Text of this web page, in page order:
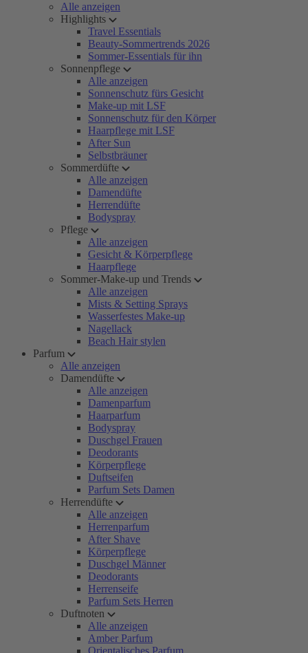
Alle anzeigen
Highlights
Travel Essentials
Beauty-Sommertrends 2026
Sommer-Essentials für ihn
Sonnenpflege
Alle anzeigen
Sonnenschutz fürs Gesicht
Make-up mit LSF
Sonnenschutz für den Körper
Haarpflege mit LSF
After Sun
Selbstbräuner
Sommerdüfte
Alle anzeigen
Damendüfte
Herrendüfte
Bodyspray
Pflege
Alle anzeigen
Gesicht & Körperpflege
Haarpflege
Sommer-Make-up und Trends
Alle anzeigen
Mists & Setting Sprays
Wasserfestes Make-up
Nagellack
Beach Hair stylen
Parfum
Alle anzeigen
Damendüfte
Alle anzeigen
Damenparfum
Haarparfum
Bodyspray
Duschgel Frauen
Deodorants
Körperpflege
Duftseifen
Parfum Sets Damen
Herrendüfte
Alle anzeigen
Herrenparfum
After Shave
Körperpflege
Duschgel Männer
Deodorants
Herrenseife
Parfum Sets Herren
Duftnoten
Alle anzeigen
Amber Parfum
Orientalisches Parfum